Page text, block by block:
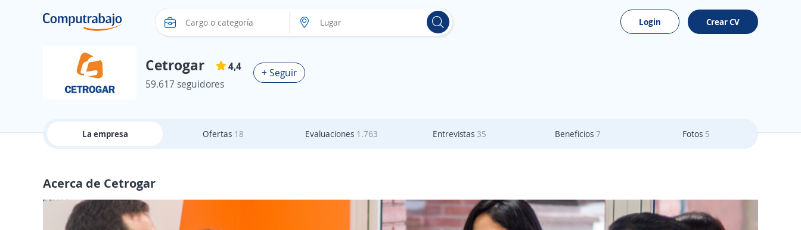
Login Crear CV
Cetrogar
4,4
59.617 seguidores
+ Seguir
La empresa Ofertas 18 Evaluaciones 1.763 Entrevistas35 Beneficios 7 Fotos 5
Acerca de Cetrogar